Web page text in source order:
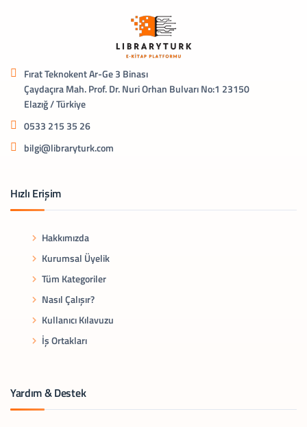
Fırat Teknokent Ar-Ge 3 Binası
Çaydaçıra Mah. Prof. Dr. Nuri Orhan Bulvarı No:1 23150
Elazığ / Türkiye
0533 215 35 26
bilgi@libraryturk.com
Hızlı Erişim
Hakkımızda
Kurumsal Üyelik
Tüm Kategoriler
Nasıl Çalışır?
Kullanıcı Kılavuzu
İş Ortakları
Yardım & Destek